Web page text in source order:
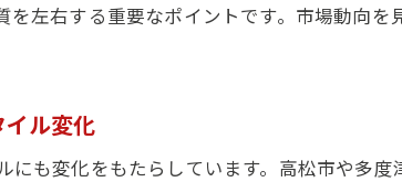
飲食市場における商圏拡大の影
新店舗動向を通じて読む飲食市場分
左右する重要なポイントです。市場動向
ル変化
も変化をもたらしています。高松市や多